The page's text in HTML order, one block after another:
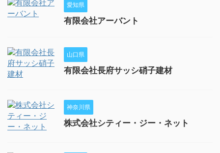
愛知県
有限会社アーバント
山口県
有限会社長府サッシ硝子建材
神奈川県
株式会社シティー・ジー・ネット